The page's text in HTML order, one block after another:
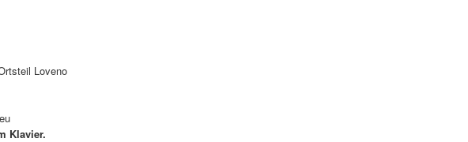
Loveno
Klavier.